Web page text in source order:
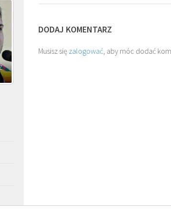
DODAJ KOMENTARZ
Musisz się zalogować, aby móc dodać
O. JÓZEF OLEKSY SJ